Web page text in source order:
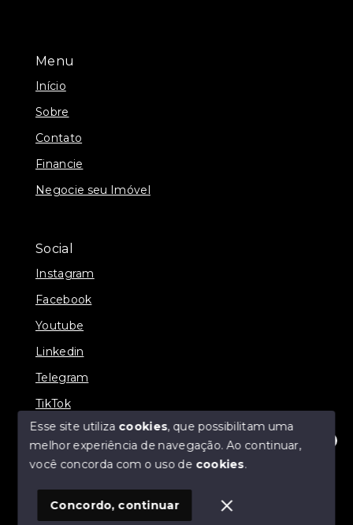
Olá! Estamos disponíveis para te ajudar.
Menu
Início
Sobre
Contato
Financie
Negocie seu Imóvel
Social
Instagram
Facebook
Youtube
Linkedin
Telegram
TikTok
© Copyright 2026 - Prates Riviera Imóveis - Todos os
SITE PARA IMOBILIARIA
Esse site utiliza cookies, que possibilitam uma
melhor experiência de navegação.Ao continuar,
você concorda com o uso de cookies.
Concordo, continuar